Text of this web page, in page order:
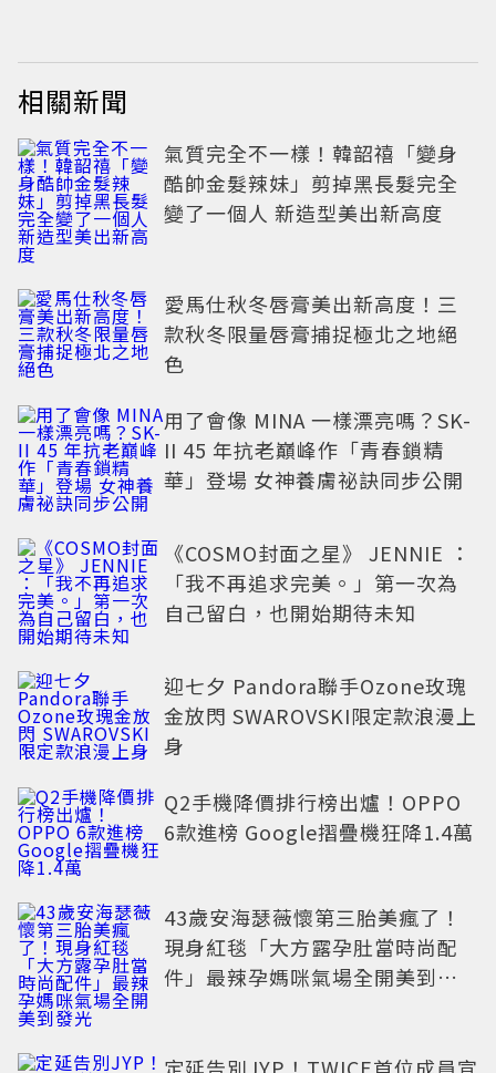
相關新聞
氣質完全不一樣！韓韶禧「變身
酷帥金髮辣妹」剪掉黑長髮完全
變了一個人 新造型美出新高度
愛馬仕秋冬唇膏美出新高度！三
款秋冬限量唇膏捕捉極北之地絕
色
用了會像 MINA 一樣漂亮嗎？SK-
II 45 年抗老巔峰作「青春鎖精
華」登場 女神養膚祕訣同步公開
《COSMO封面之星》 JENNIE ：
「我不再追求完美。」第一次為
自己留白，也開始期待未知
迎七夕 Pandora聯手Ozone玫瑰
金放閃 SWAROVSKI限定款浪漫上
身
Q2手機降價排行榜出爐！OPPO
6款進榜 Google摺疊機狂降1.4萬
43歲安海瑟薇懷第三胎美瘋了！
現身紅毯「大方露孕肚當時尚配
件」最辣孕媽咪氣場全開美到發